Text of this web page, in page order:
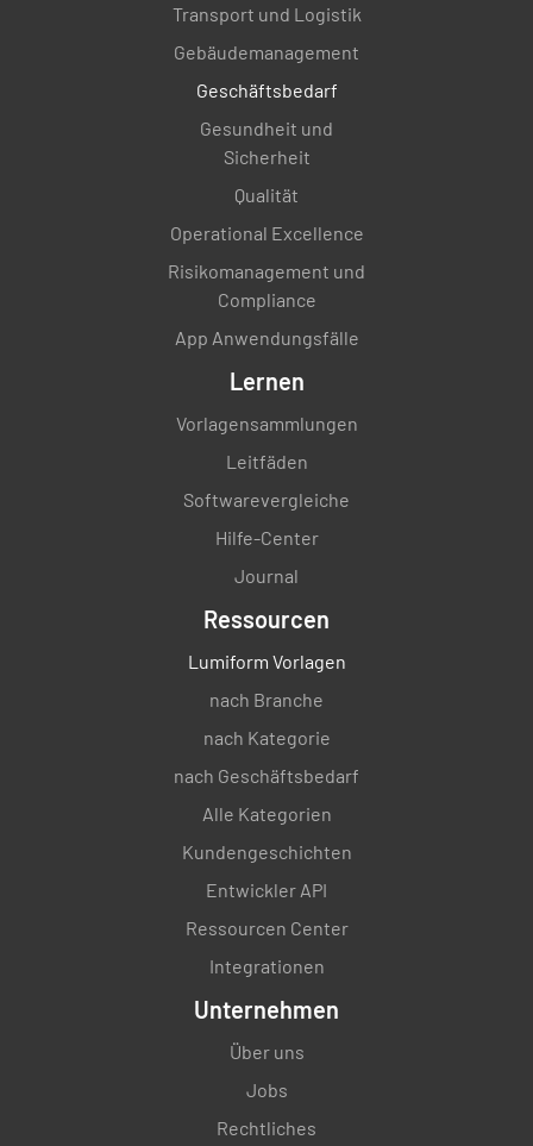
Transport und Logistik
Gebäudemanagement
Geschäftsbedarf
Gesundheit und
Sicherheit
Qualität
Operational Excellence
Risikomanagement und
Compliance
App Anwendungsfälle
Lernen
Vorlagensammlungen
Leitfäden
Softwarevergleiche
Hilfe-Center
Journal
Ressourcen
Lumiform Vorlagen
nach Branche
nach Kategorie
nach Geschäftsbedarf
Alle Kategorien
Kundengeschichten
Entwickler API
Ressourcen Center
Integrationen
Unternehmen
Über uns
Jobs
Rechtliches